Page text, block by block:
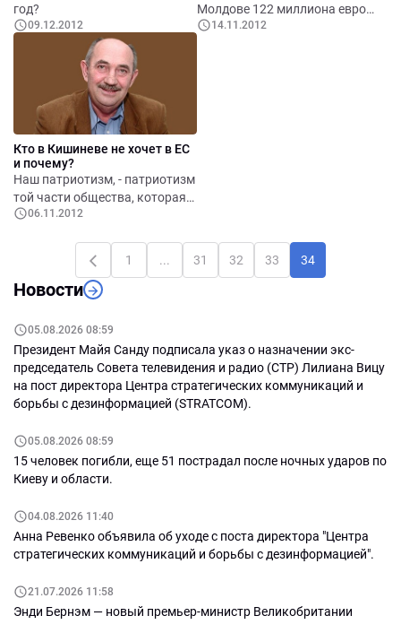
год?
09.12.2012
Молдове 122 миллиона евро
на реформы в области
14.11.2012
Кто в Кишиневе не хочет в ЕС
и почему?
Наш патриотизм, - патриотизм
той части общества, которая
все еще стремится к «научной
вызывает симпатии ни здесь,
дома, ни в «другой Европе»,
уже интегрированной.
06.11.2012
1 ... 31 32 33 34
Новости
05.08.2026 08:59
Президент Майя Санду подписала указ о назначении экс-
председатель Совета телевидения и радио (СТР) Лилиана Вицу
на пост директора Центра стратегических коммуникаций и
борьбы с дезинформацией (STRATCOM).
05.08.2026 08:59
15 человек погибли, еще 51 пострадал после ночных ударов по
Киеву и области.
04.08.2026 11:40
Анна Ревенко объявила об уходе с поста директора "Центра
стратегических коммуникаций и борьбы с дезинформацией".
21.07.2026 11:58
Энди Бернэм — новый премьер-министр Великобритании